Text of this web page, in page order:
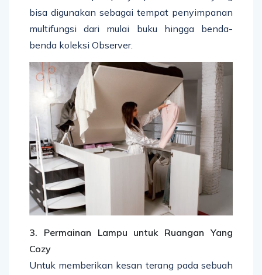
bisa digunakan sebagai tempat penyimpanan
multifungsi dari mulai buku hingga benda-
benda koleksi Observer.
3. Permainan Lampu untuk Ruangan Yang
Cozy
Untuk memberikan kesan terang pada sebuah